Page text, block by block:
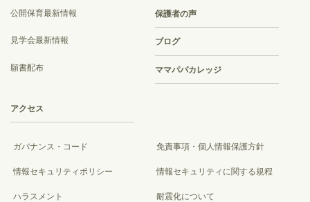
公開保育最新情報
見学会最新情報
願書配布
保護者の声
ブログ
ママパパカレッジ
アクセス
ガバナンス・コード 免責事項・個人情報保護方針
情報セキュリティポリシー 情報セキュリティに関する規程
ハラスメント 耐震化について